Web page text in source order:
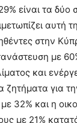
είναι τα δύο
αυτή
στην
με
και
ζητήματα για
32% και η
με 21%